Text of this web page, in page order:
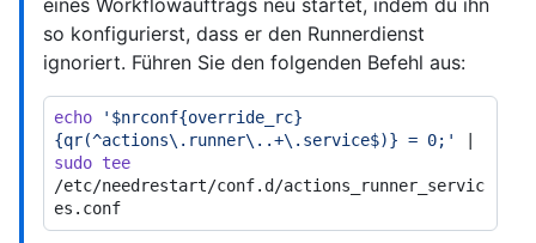
so konfigurierst, dass er den Runnerdienst
ignoriert. Führen Sie den folgenden Befehl aus:
echo
'$nrconf{override_rc}
{qr(^actions\.runner\..+\.service$)} = 0;'
sudo tee
/etc/needrestart/conf.d/actions_runner_servic